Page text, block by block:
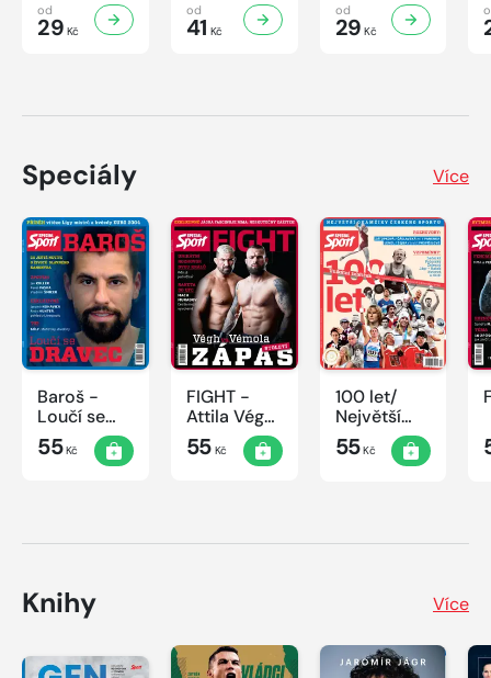
od
29 Kč
od
41 Kč
od
29 Kč
Speciály Více
Baroš -
Loučí se
dravec
55Kč
FIGHT -
Attila Végh
vs. Karlos
Vémola
55Kč
100 let/
Největší
okamžiky
českého
55Kč
Knihy Více